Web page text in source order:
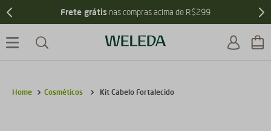
Frete grátisnas compras acima de R$299
Cosméticos Kit Cabelo Fortalecido